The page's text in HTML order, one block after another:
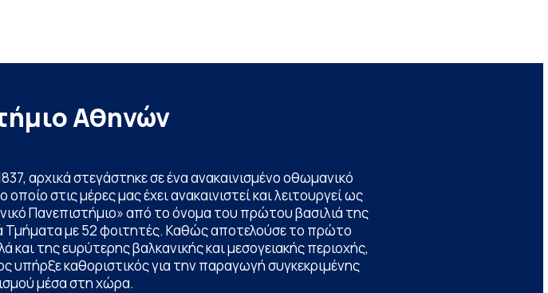
Αθηνών
αρχικά στεγάστηκε σε ένα ανακαινισμένο οθωμανικό
στις μέρες μας έχει ανακαινιστεί και λειτουργεί ως
Πανεπιστήμιο» από το όνομα του πρώτου βασιλιά της
με 52 φοιτητές. Καθώς αποτελούσε το πρώτο
της ευρύτερης βαλκανικής και μεσογειακής περιοχής,
υπήρξε καθοριστικός για την παραγωγή συγκεκριμένης
μέσα στη χώρα.